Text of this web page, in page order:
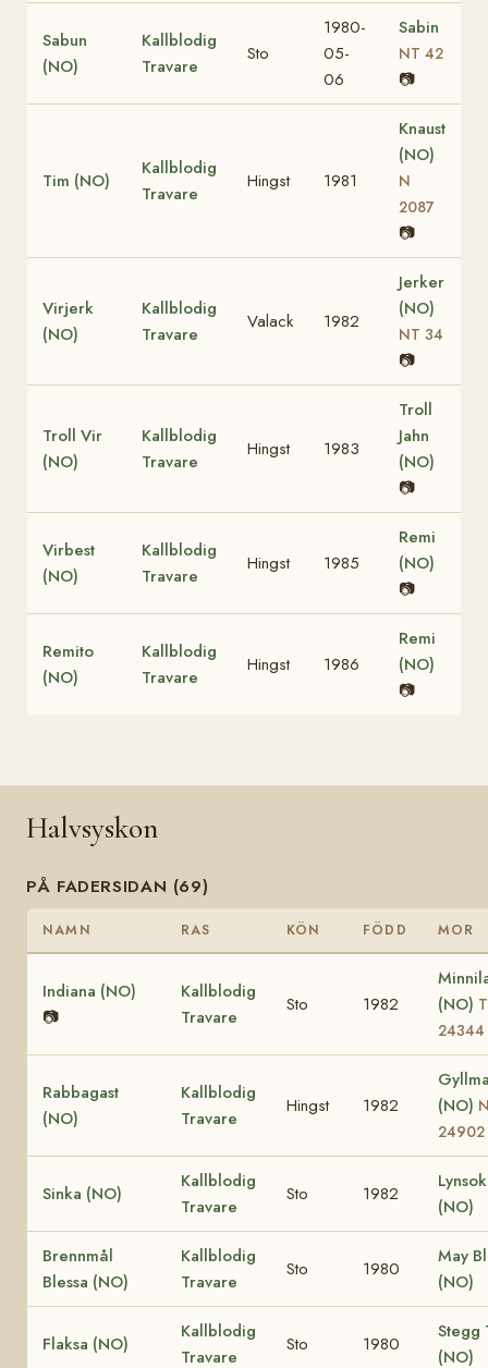
Sabun
(NO)
Kallblodig
Travare
Sto
1980-
05-
06
Sabin
NT 42
📷
Tim (NO)
Kallblodig
Travare
Hingst 1981
Knaust
(NO)
N
2087
📷
Virjerk
(NO)
Kallblodig
Travare
Valack 1982
Jerker
(NO)
NT 34
📷
Troll Vir
(NO)
Kallblodig
Travare
Hingst 1983
Troll
Jahn
(NO)
📷
Virbest
(NO)
Kallblodig
Travare
Hingst 1985
Remi
(NO)
📷
Remito
(NO)
Kallblodig
Travare
Hingst 1986
Remi
(NO)
📷
Halvsyskon
PÅ FADERSIDAN (69)
NAMN RAS KÖN FÖDD MOR
Indiana (NO)
📷
Kallblodig
Travare
Sto 1982
(NO)
24344
Rabbagast
(NO)
Kallblodig
Travare
Hingst 1982
(NO)
24902
Sinka (NO)
Kallblodig
Travare
Sto 1982
(NO)
Brennmål
Blessa (NO)
Kallblodig
Travare
Sto 1980
May
(NO)
Flaksa (NO)
Kallblodig
Travare
Sto 1980
Stegg
(NO)